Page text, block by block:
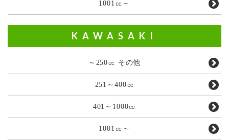
1001㏄～
KAWASAKI
～250㏄ その他
251～400㏄
401～1000㏄
1001㏄～